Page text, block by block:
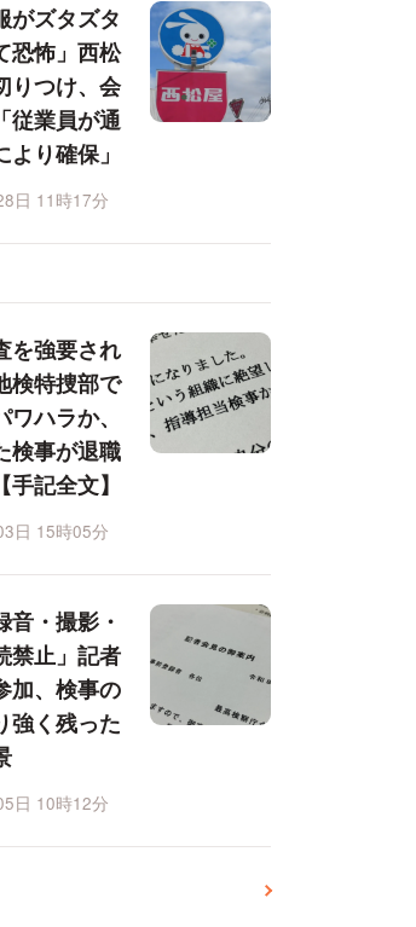
がズタズタ
恐怖」西松
りつけ、会
従業員が通
り確保」
日 11時17分
を強要され
検特捜部で
ハラか、
検事が退職
手記全文】
日 15時05分
音・撮影・
禁止」記者
加、検事の
強く残った
日 10時12分